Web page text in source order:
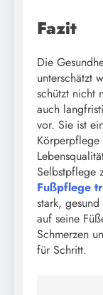
Fazit
Die
unterschätzt
schützt nicht
auch
vor. Sie ist
Selbstpflege
Fußpflege
stark,
auf seine
Schmerzen
für Schritt.